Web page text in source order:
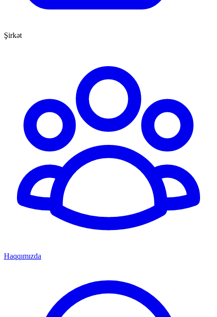
Şirkət
Haqqımızda